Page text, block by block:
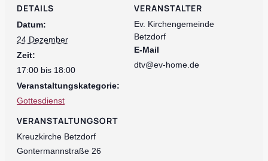
DETAILS
Datum:
24 Dezember
Zeit:
17:00 bis 18:00
Veranstaltungskategorie:
Gottesdienst
VERANSTALTUNGSORT
Kreuzkirche Betzdorf
Gontermannstraße 26
VERANSTALTER
Ev. Kirchengemeinde
Betzdorf
E-Mail
dtv@ev-home.de